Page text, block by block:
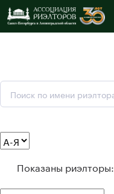
Показаны риэлторы: